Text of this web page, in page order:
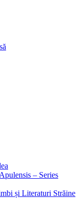
– Series
și Literaturi Străine